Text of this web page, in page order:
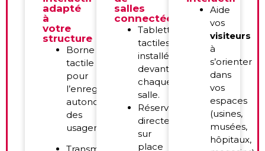
adapté
à
votre
structure
Borne
tactile
pour
l’enregistrement
autonome
des
usagers.
salles
connectée
Tablettes
tactiles
installées
devant
chaque
salle.
Réservation
directe
sur
place
Aide
vos
visiteurs
à
s’orienter
dans
vos
espaces
(usines,
musées,
hôpitaux,